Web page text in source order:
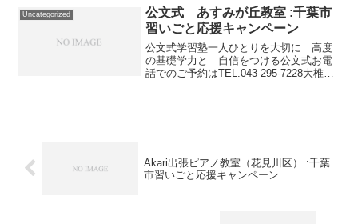
ス番号：210-02-02...
Uncategorized
公文式 あすみが丘教室 :千葉市
習いごと応援キャンペーン
公文式学習塾一人ひとりを大切に 高度
の基礎学力と 自信をつける公文式お電
話でのご予約はTEL.043-295-7228大椎中
Akari出張ピアノ教室（花見川区） :千葉
市習いごと応援キャンペーン